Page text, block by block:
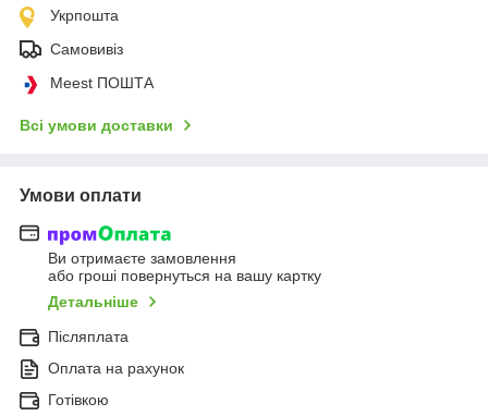
Укрпошта
Самовивіз
Meest ПОШТА
Всі умови доставки
Умови оплати
Ви отримаєте замовлення
або гроші повернуться на вашу картку
Детальніше
Післяплата
Оплата на рахунок
Готівкою